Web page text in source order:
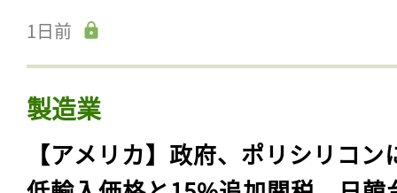
1日前
製造業
【アメリカ】政府、ポリシリコン